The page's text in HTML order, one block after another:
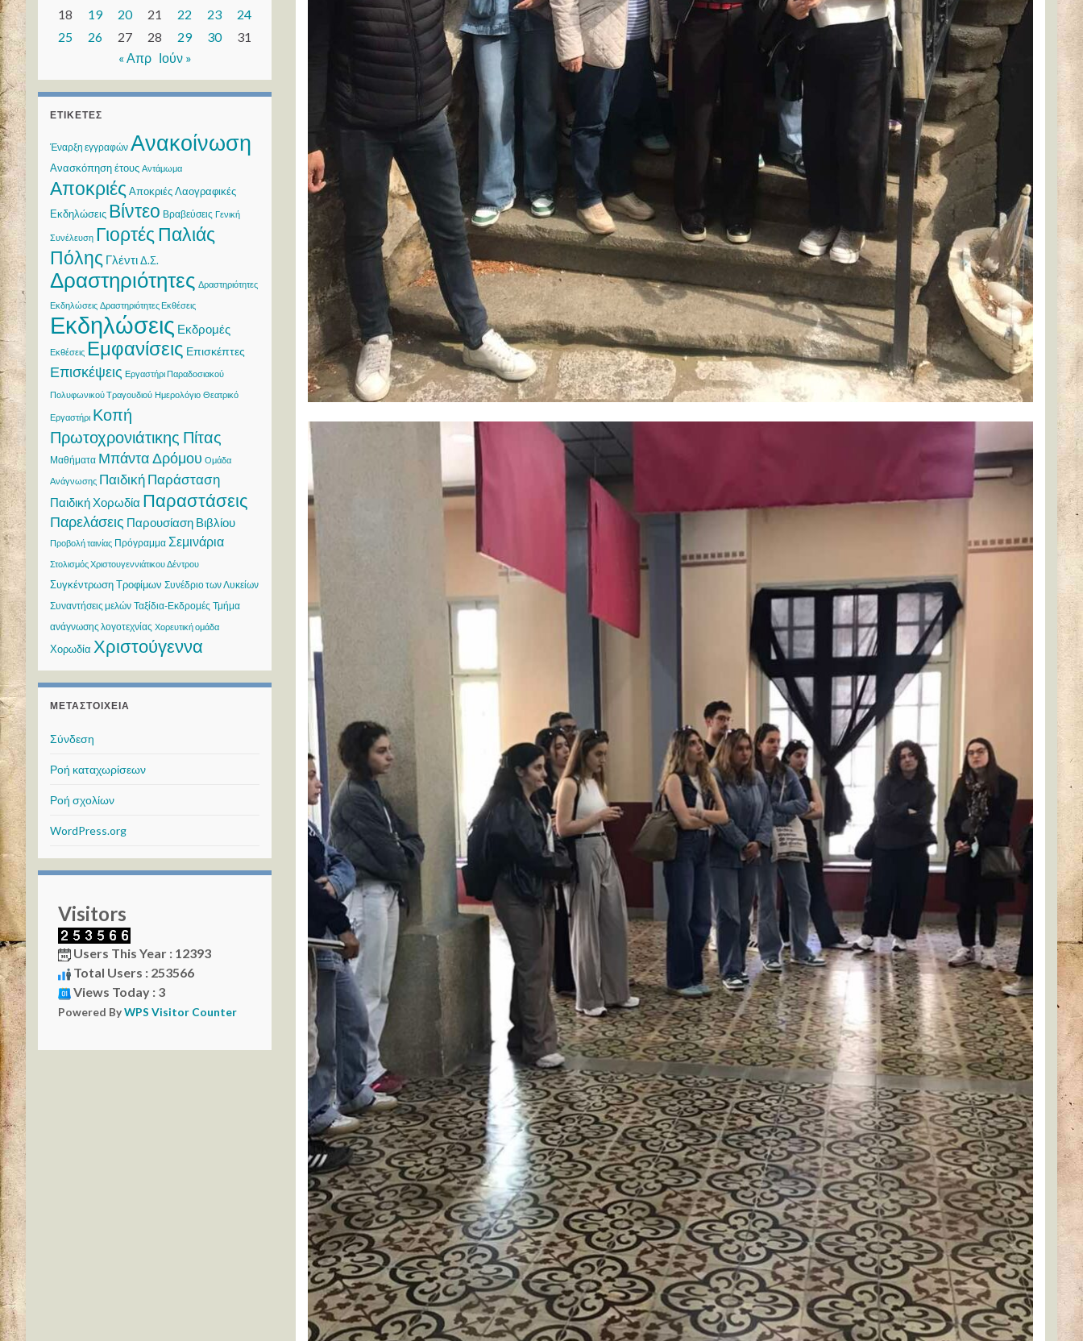
18
19 20 21 22 23
24
25
26 27 28 29 30
31
« Απρ Ιούν »
ΕΤΙΚΈΤΕΣ
Έναρξη εγγραφών Ανακοίνωση
Ανασκόπηση έτους Αντάμωμα
Αποκριές Αποκριές Λαογραφικές
Εκδηλώσεις Βίντεο Βραβεύσεις Γενική
Συνέλευση Γιορτές Παλιάς
Πόλης ΓλέντιΔ.Σ.
Δραστηριότητες Δραστηριότητες
Εκδηλώσεις Δραστηριότητες Εκθέσεις
Εκδηλώσεις Εκδρομές
Εκθέσεις Εμφανίσεις Επισκέπτες
Επισκέψεις Εργαστήρι Παραδοσιακού
Πολυφωνικού Τραγουδιού Ημερολόγιο Θεατρικό
Εργαστήρι Κοπή
Πρωτοχρονιάτικης Πίτας
Μαθήματα Μπάντα Δρόμου Ομάδα
Ανάγνωσης Παιδική Παράσταση
Παιδική Χορωδία Παραστάσεις
Παρελάσεις Παρουσίαση Βιβλίου
Προβολή ταινίας Πρόγραμμα Σεμινάρια
Στολισμός Χριστουγεννιάτικου Δέντρου
Συγκέντρωση Τροφίμων Συνέδριο των Λυκείων
Συναντήσεις μελών Ταξίδια-Εκδρομές Τμήμα
ανάγνωσης λογοτεχνίας Χορευτική ομάδα
Χορωδία Χριστούγεννα
ΜΕΤΑΣΤΟΙΧΕΊΑ
Σύνδεση
Ροή καταχωρίσεων
Ροή σχολίων
WordPress.org
Visitors
Users This Year : 12393
Total Users : 253566
Views Today : 3
Powered ByWPS Visitor Counter